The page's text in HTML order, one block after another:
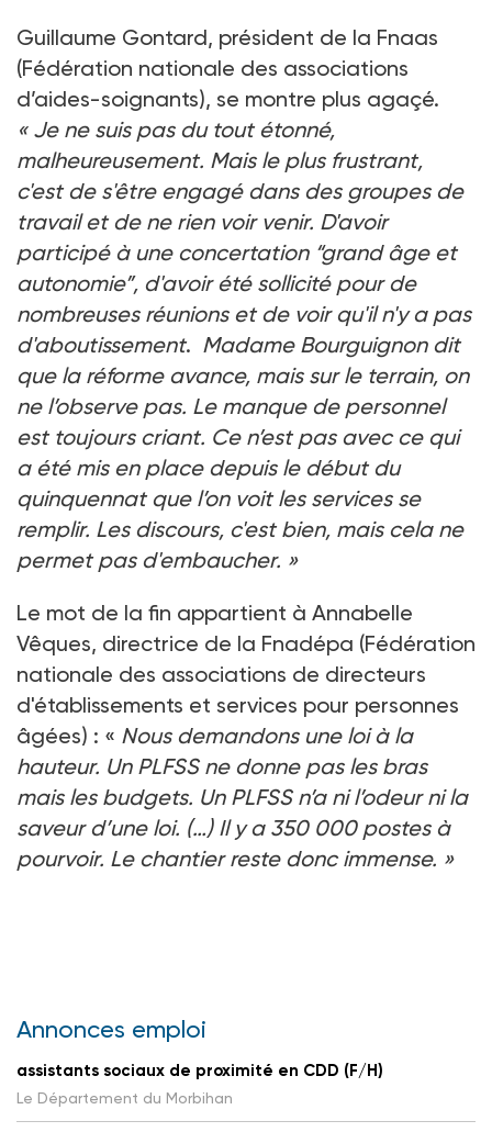
Guillaume Gontard, président de la Fnaas
(Fédération nationale des associations
d’aides-soignants), se montre plus agaçé.
« Je ne suis pas du tout étonné,
malheureusement. Mais le plus frustrant,
c'est de s'être engagé dans des groupes de
travail et de ne rien voir venir. D'avoir
participé à une concertation “grand âge et
autonomie”, d'avoir été sollicité pour de
nombreuses réunions et de voir qu'il n'y a pas
d'aboutissement. Madame Bourguignon dit
que la réforme avance, mais sur le terrain, on
ne l’observe pas. Le manque de personnel
est toujours criant. Ce n’est pas avec ce qui
a été mis en place depuis le début du
quinquennat que l’on voit les services se
remplir. Les discours, c'est bien, mais cela ne
permet pas d'embaucher. »
Le mot de la fin appartient à Annabelle
Vêques, directrice de la Fnadépa (Fédération
nationale des associations de directeurs
d'établissements et services pour personnes
âgées) : « Nous demandons une loi à la
hauteur. Un PLFSS ne donne pas les bras
mais les budgets. Un PLFSS n’a ni l’odeur ni la
saveur d’une loi. (…) Il y a 350 000 postes à
pourvoir. Le chantier reste donc immense. »
Annonces emploi
assistants sociaux de proximité en CDD (F/H)
Le Département du Morbihan